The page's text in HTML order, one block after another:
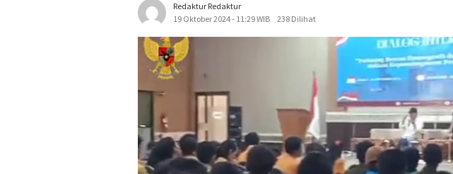
Redaktur Redaktur
19 Oktober 2024 - 11:29 WIB
238 Dilihat